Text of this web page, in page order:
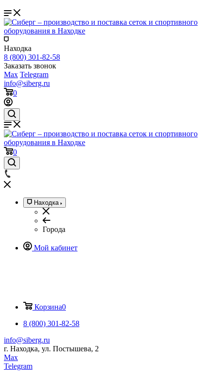
Находка
8 (800) 301-82-58
Заказать звонок
Max Telegram
info@siberg.ru
0
0
Находка
Города
Мой кабинет
Корзина0
8 (800) 301-82-58
info@siberg.ru
г. Находка, ул. Постышева, 2
Max
Telegram